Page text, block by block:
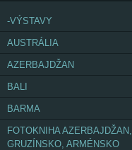
-VÝSTAVY
AUSTRÁLIA
AZERBAJDŽAN
BALI
BARMA
FOTOKNIHA AZERBAJDŽAN,
GRUZÍNSKO, ARMÉNSKO